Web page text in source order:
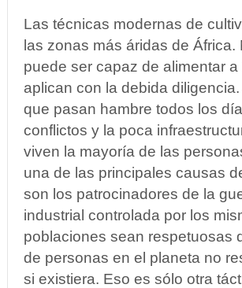
Las técnicas modernas de
las zonas más áridas de
puede ser capaz de alimentar
aplican con la debida
que pasan hambre todos los
conflictos y la poca
viven la mayoría de las
una de las principales causas
son los patrocinadores de la
industrial controlada por los
poblaciones sean respetuosas
de personas en el planeta no
si existiera. Eso es sólo otra